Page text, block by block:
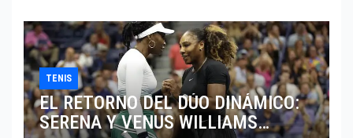
TENIS
EL RETORNO DEL DÚO DINÁMICO:
SERENA Y VENUS WILLIAMS